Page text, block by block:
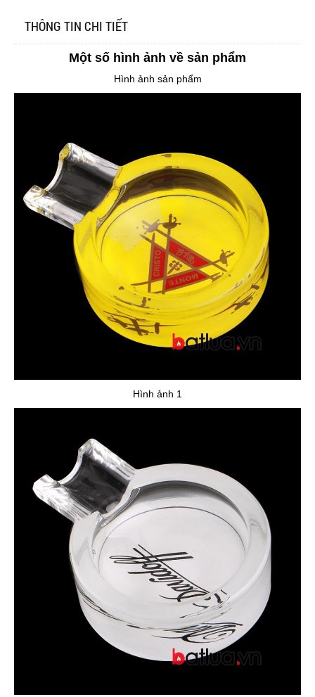
THÔNG TIN CHI TIẾT
Một số hình ảnh về sản phẩm
Hình ảnh sản phẩm
Hình ảnh 1